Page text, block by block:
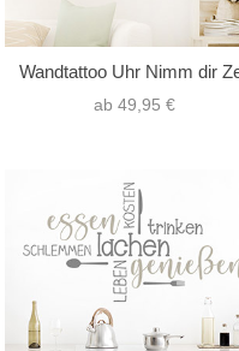
Wandtattoo Uhr Nimm dir
ab 49,95 €